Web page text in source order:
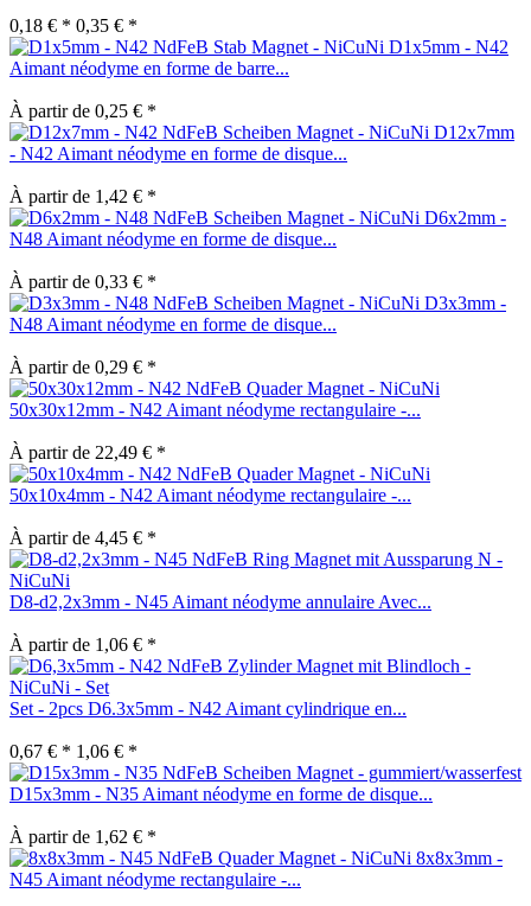
0,18 € * 0,35 € *
D1x5mm - N42
Aimant néodyme en forme de barre...
À partir de 0,25 € *
D12x7mm
- N42 Aimant néodyme en forme de disque...
À partir de 1,42 € *
D6x2mm -
N48 Aimant néodyme en forme de disque...
À partir de 0,33 € *
D3x3mm -
N48 Aimant néodyme en forme de disque...
À partir de 0,29 € *
50x30x12mm - N42 Aimant néodyme rectangulaire -...
À partir de 22,49 € *
50x10x4mm - N42 Aimant néodyme rectangulaire -...
À partir de 4,45 € *
D8-d2,2x3mm - N45 Aimant néodyme annulaire Avec...
À partir de 1,06 € *
Set - 2pcs D6.3x5mm - N42 Aimant cylindrique en...
0,67 € * 1,06 € *
D15x3mm - N35 Aimant néodyme en forme de disque...
À partir de 1,62 € *
8x8x3mm -
N45 Aimant néodyme rectangulaire -...